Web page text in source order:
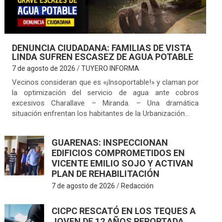
DENUNCIA CIUDADANA: FAMILIAS DE VISTA
LINDA SUFREN ESCASEZ DE AGUA POTABLE
7 de agosto de 2026 TUYERO INFORMA
Vecinos consideran que es «¡Insoportable!» y claman por
la optimización del servicio de agua ante cobros
excesivos Charallave – Miranda. – Una dramática
situación enfrentan los habitantes de la Urbanización…
GUARENAS: INSPECCIONAN
EDIFICIOS COMPROMETIDOS EN
VICENTE EMILIO SOJO Y ACTIVAN
PLAN DE REHABILITACIÓN
7 de agosto de 2026 Redacción
CICPC RESCATÓ EN LOS TEQUES A